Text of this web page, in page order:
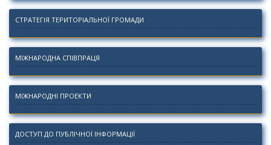
СТРАТЕГІЯ ТЕРИТОРІАЛЬНОЇ ГРОМАДИ
МІЖНАРОДНА СПІВПРАЦЯ
МІЖНАРОДНІ ПРОЕКТИ
ДОСТУП ДО ПУБЛІЧНОЇ ІНФОРМАЦІЇ